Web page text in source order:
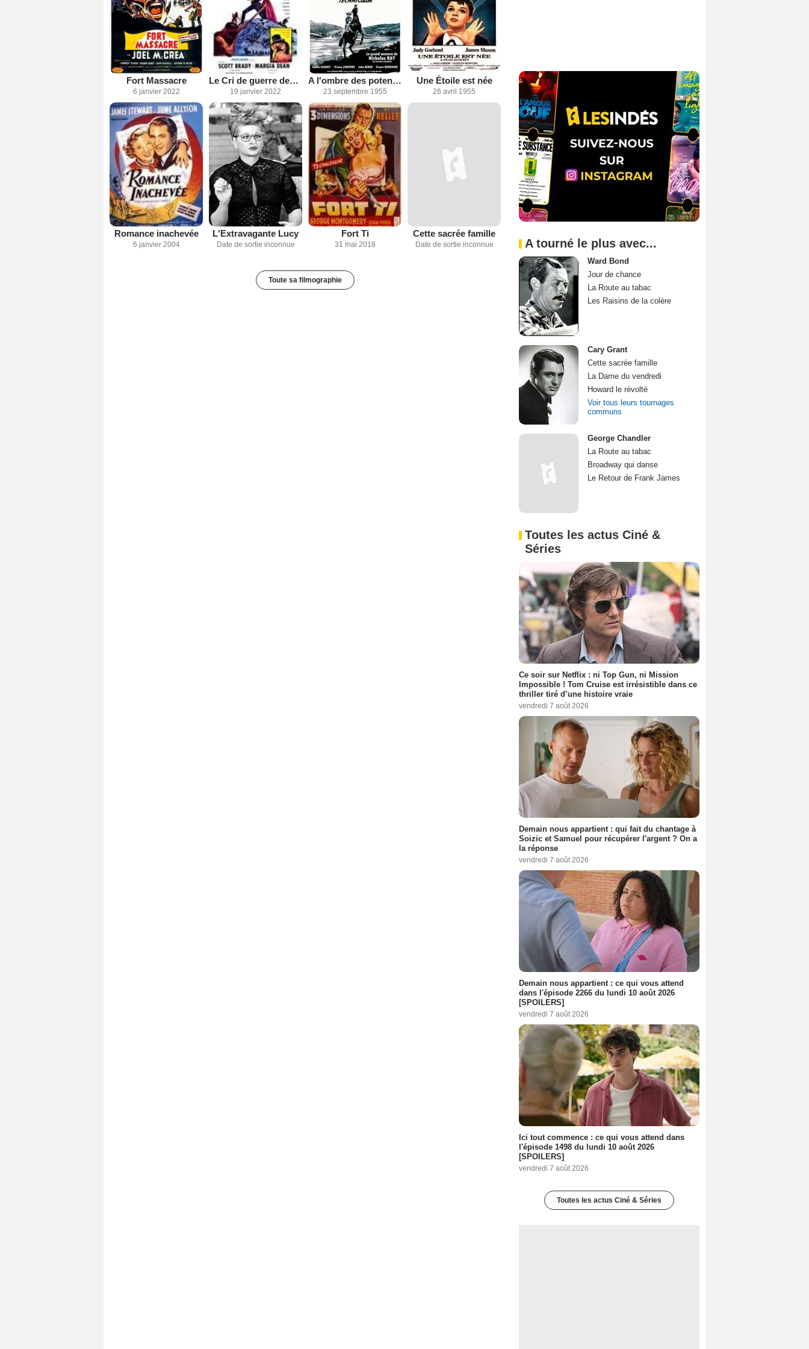
Fort Massacre
6 janvier 2022
Le Cri de guerre des Apaches
19 janvier 2022
A l'ombre des potences
23 septembre 1955
Une Étoile est née
26 avril 1955
Romance inachevée
6 janvier 2004
L'Extravagante Lucy
Date de sortie inconnue
Fort Ti
31 mai 2018
Cette sacrée famille
Date de sortie inconnue
Toute sa filmographie
A tourné le plus avec...
Ward Bond
Jour de chance
La Route au tabac
Les Raisins de la colère
Cary Grant
Cette sacrée famille
La Dame du vendredi
Howard le révolté
Voir tous leurs tournages
communs
George Chandler
La Route au tabac
Broadway qui danse
Le Retour de Frank James
Toutes les actus Ciné &
Séries
Ce soir sur Netflix : ni Top Gun, ni Mission
Impossible ! Tom Cruise est irrésistible dans ce
thriller tiré d’une histoire vraie
vendredi 7 août 2026
Demain nous appartient : qui fait du chantage à
Soizic et Samuel pour récupérer l'argent ? On a
la réponse
vendredi 7 août 2026
Demain nous appartient : ce qui vous attend
dans l'épisode 2266 du lundi 10 août 2026
[SPOILERS]
vendredi 7 août 2026
Ici tout commence : ce qui vous attend dans
l'épisode 1498 du lundi 10 août 2026
[SPOILERS]
vendredi 7 août 2026
Toutes les actus Ciné & Séries